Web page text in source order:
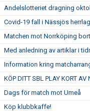
Andelslotteriet dragning
Covid-19 fall i Nässjös herrlag
Matchen mot Norrköping
Med anledning av artiklar i
Information kring
KÖP DITT SBL PLAY KORT
Dags för match mot Umeå
Köp klubbkaffe!